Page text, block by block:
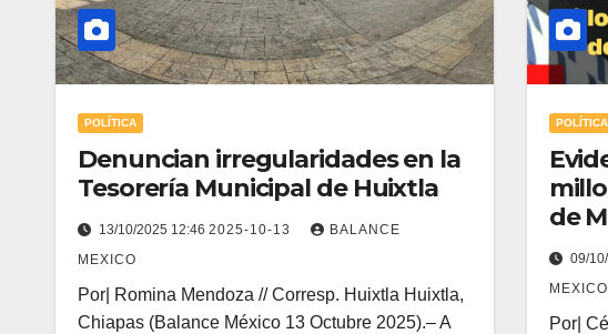
POLÍTICA
Denuncian irregularidades en la
Tesorería Municipal de Huixtla
13/10/2025 12:46 2025-10-13
BALANCE
MEXICO
Por| Romina Mendoza // Corresp. Huixtla Huixtla,
Chiapas (Balance México 13 Octubre 2025).– A
POLÍTICA
de
09/
MEXICO
Por|